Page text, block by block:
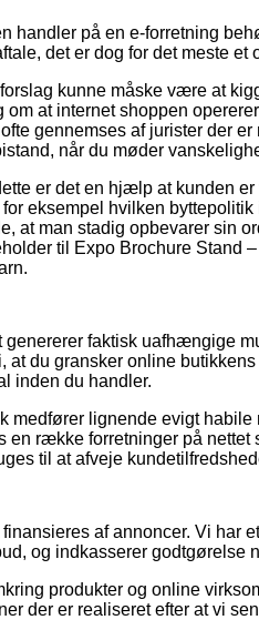
handler på en e-forretning
det er dog for det meste et
kunne måske være at
om at internet shoppen
gennemses af jurister der
når du møder
er det en hjælp at kunden
for eksempel hvilken
at man stadig opbevarer sin
til Expo Brochure Stand
genererer faktisk uafhængige
at du gransker online
inden du handler.
medfører lignende evigt
en række forretninger på nettet
til at afveje
af annoncer. Vi har
og indkasserer godtgørelse
produkter og online
der er realiseret efter at vi